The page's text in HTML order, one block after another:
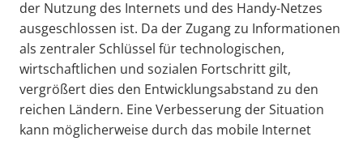
der Nutzung des Internets und des Handy-Netzes
ausgeschlossen ist. Da der Zugang zu Informationen
als zentraler Schlüssel für technologischen,
wirtschaftlichen und sozialen Fortschritt gilt,
vergrößert dies den Entwicklungsabstand zu den
reichen Ländern. Eine Verbesserung der Situation
kann möglicherweise durch das mobile Internet